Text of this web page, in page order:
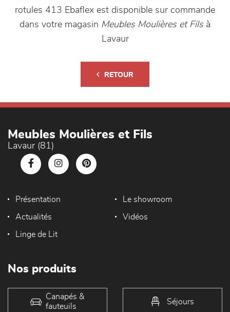
rotules 413 Ebaflex est disponible sur commande
dans votre magasin Meubles Moulières et Filsà
Lavaur
RETOUR
Meubles Moulières et Fils
Lavaur (81)
Présentation Le showroom
Actualités Vidéos
Linge de Lit
Nos produits
Canapés &
fauteuils
Séjours